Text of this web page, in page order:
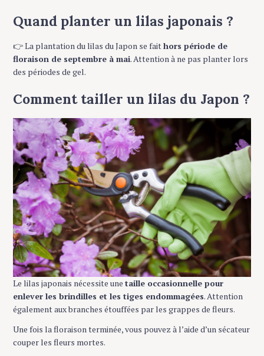
Quand planter un lilas japonais ?
👉 La plantation du lilas du Japon se faithors période de
floraison de septembre à mai. Attention à ne pas planter lors
des périodes de gel.
Comment tailler un lilas du Japon ?
Le lilas japonais nécessite une taille occasionnelle pour
enlever les brindilles et les tiges endommagées. Attention
également aux branches étouffées par les grappes de fleurs.
Une fois la floraison terminée, vous pouvez à l’aide d’un sécateur
couper les fleurs mortes.